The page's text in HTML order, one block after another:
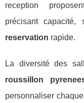
reception
précisant capacité,
reservation rapide.
La diversité des
roussillon
personnaliser